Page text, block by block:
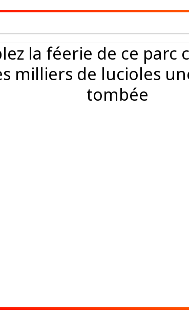
la féerie de ce parc
milliers de lucioles
tombée